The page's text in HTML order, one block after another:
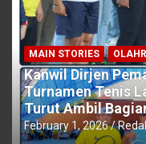
MAIN STORIES
Kanwil Dirjen
Turnamen Tenis
Turut Ambil
February 1, 2026